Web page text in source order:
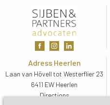
Adress Heerlen
Laan van Hövell tot Westerflier 23
6411 EW Heerlen
Directions